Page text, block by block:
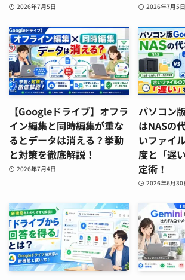
2026年7月5日 2026年7月5日
【Googleドライブ】オフラ
イン編集と同時編集が重な
るとデータは消える？挙動
と対策を徹底解説！
2026年7月4日
パソコン
はNASの
いファイ
度と「遅
定術！
2026年6月30